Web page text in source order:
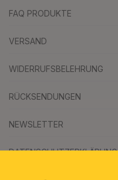
FAQ PRODUKTE
VERSAND
WIDERRUFSBELEHRUNG
RÜCKSENDUNGEN
NEWSLETTER
DATENSCHUTZERKLÄRUNG